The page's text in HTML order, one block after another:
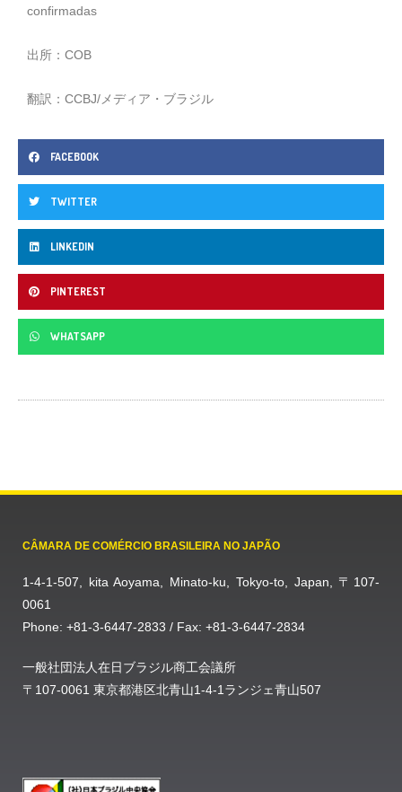
confirmadas
出所：COB
翻訳：CCBJ/メディア・ブラジル
FACEBOOK
TWITTER
LINKEDIN
PINTEREST
WHATSAPP
CÂMARA DE COMÉRCIO BRASILEIRA NO JAPÃO
1-4-1-507, kita Aoyama, Minato-ku, Tokyo-to, Japan, 〒107-
0061
Phone: +81-3-6447-2833 / Fax: +81-3-6447-2834
一般社団法人在日ブラジル商工会議所
〒107-0061 東京都港区北青山1-4-1ランジェ青山507